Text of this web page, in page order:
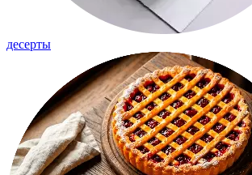
десерты